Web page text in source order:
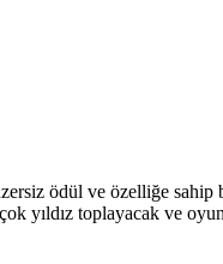
ödül ve özelliğe
yıldız toplayacak ve